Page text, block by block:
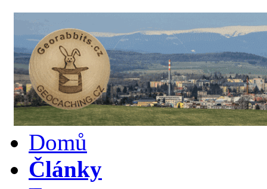
Domů
Články